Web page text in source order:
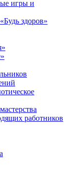
игры и
здоров»
работников